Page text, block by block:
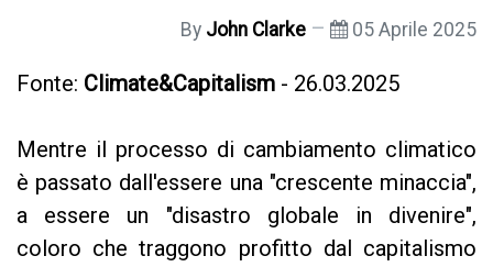
By John Clarke 05 Aprile 2025
Fonte: Climate&Capitalism - 26.03.2025
Mentre il processo di cambiamento climatico
è passato dall'essere una "crescente minaccia",
a essere un "disastro globale in divenire",
coloro che traggono profitto dal capitalismo